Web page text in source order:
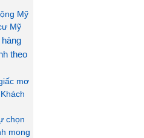
Mỹ
Mỹ
theo
mơ
chọn
mong